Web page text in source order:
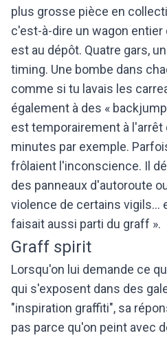
plus grosse pièce en
c'est-à-dire un wagon
est au dépôt. Quatre gars,
timing. Une bombe dans
comme si tu lavais les
également à des «
est temporairement à l'arrêt
minutes par exemple.
frôlaient l'inconscience. Il
des panneaux d'autoroute
violence de certains vigils...
faisait aussi parti du graff ».
Graff spirit
Lorsqu'on lui demande ce
qui s'exposent dans des
"inspiration graffiti", sa
pas parce qu'on peint avec